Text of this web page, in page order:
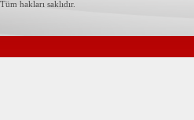
hakları saklıdır.